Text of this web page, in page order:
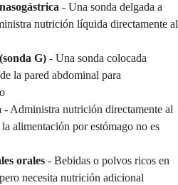
- Una sonda delgada a
nutrición líquida directamente al
G) - Una sonda colocada
la pared abdominal para
- Administra nutrición directamente al
alimentación por estómago no es
orales - Bebidas o polvos ricos en
necesita nutrición adicional